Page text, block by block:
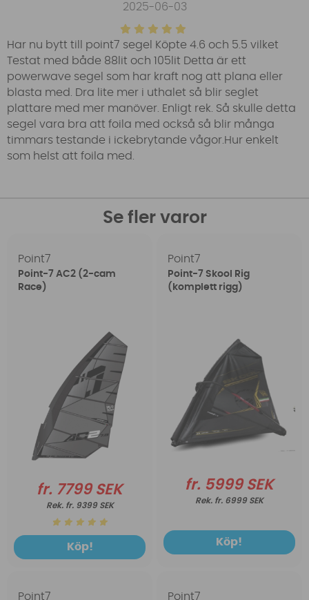
2025-06-03
Har nu bytt till point7 segel Köpte 4.6 och 5.5 vilket
Testat med både 88lit och 105lit Detta är ett
powerwave segel som har kraft nog att plana eller
blasta med. Dra lite mer i uthalet så blir seglet
plattare med mer manöver. Enligt rek. Så skulle detta
segel vara bra att foila med också så blir många
timmars testande i ickebrytande vågor.Hur enkelt
som helst att foila med.
Se fler varor
Point7
Point-7 AC2 (2-cam
Race)
fr. 7799 SEK
fr. 9399 SEK
Köp!
Point7
Point-7 Skool Rig
(komplett rigg)
fr. 5999 SEK
fr. 6999 SEK
Köp!
Point7 Point7